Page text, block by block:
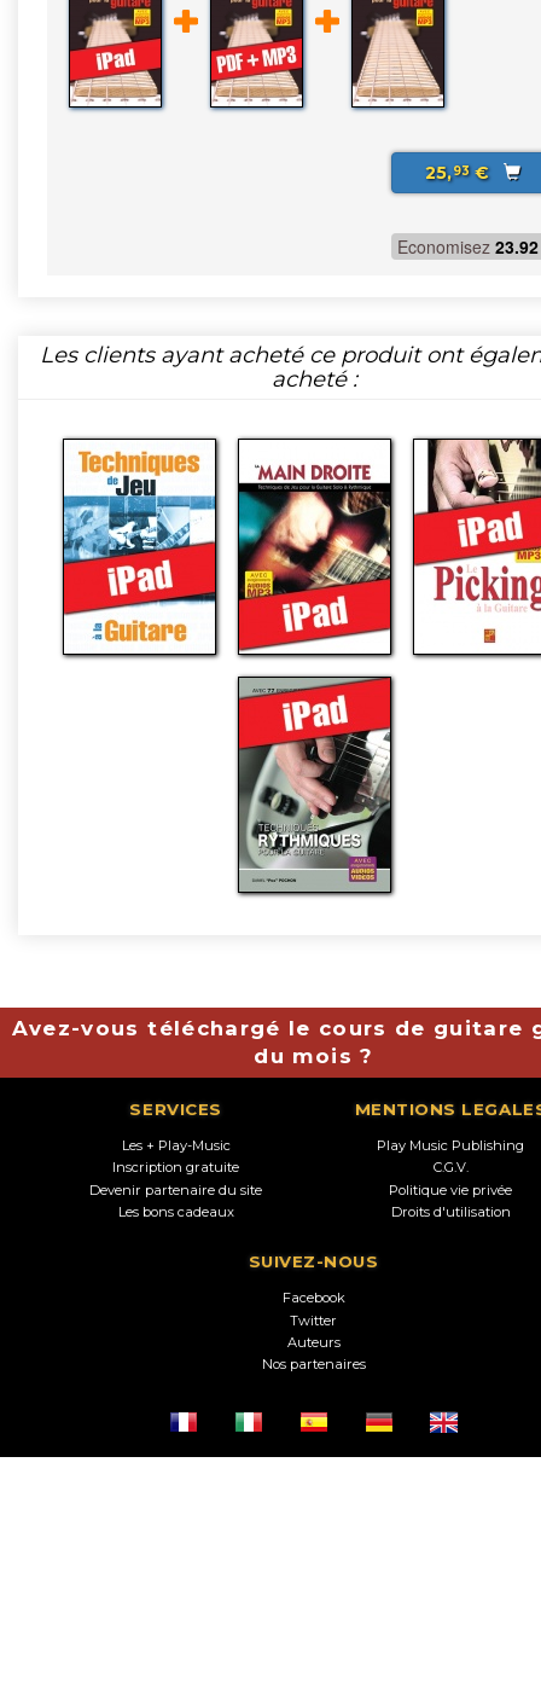
25,93€
Economisez 23.92
Les clients ayant acheté ce produit ont
acheté :
Avez-vous téléchargé le cours de guitare
du mois ?
SERVICES
Les + Play-Music
Inscription gratuite
Devenir partenaire du site
Les bons cadeaux
MENTIONS
Play Music Publishing
C.G.V.
Politique vie privée
Droits d'utilisation
SUIVEZ-NOUS
Facebook
Twitter
Auteurs
Nos partenaires